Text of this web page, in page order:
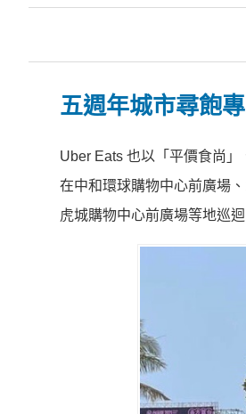
五週年城市尋飽
Uber Eats 也以「平價食尚
在中和環球購物中心前廣場
虎城購物中心前廣場等地巡